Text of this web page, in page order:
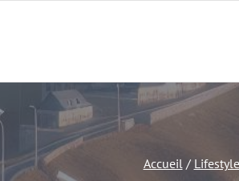
Accueil / Lifestyle